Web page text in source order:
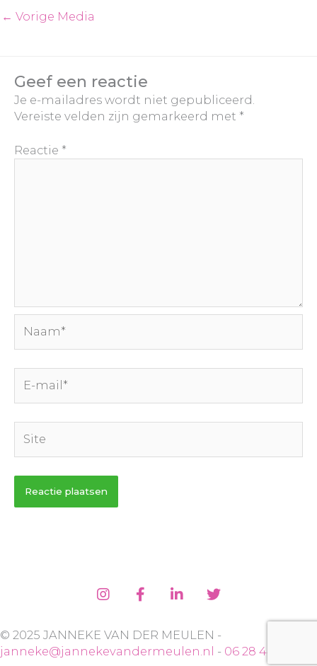
← Vorige Media
Geef een reactie
Je e-mailadres wordt niet gepubliceerd.
Vereiste velden zijn gemarkeerd met *
Reactie *
mail*
© 2025 JANNEKE VAN DER MEULEN -
janneke@jannekevandermeulen.nl - 06 28 44 55 41